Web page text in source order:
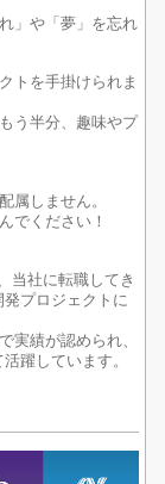
」や「夢」を忘れ
トを手掛けられま
う半分、趣味やプ
属しません。
でください！
当社に転職してき
プロジェクトに
実績が認められ、
躍しています。